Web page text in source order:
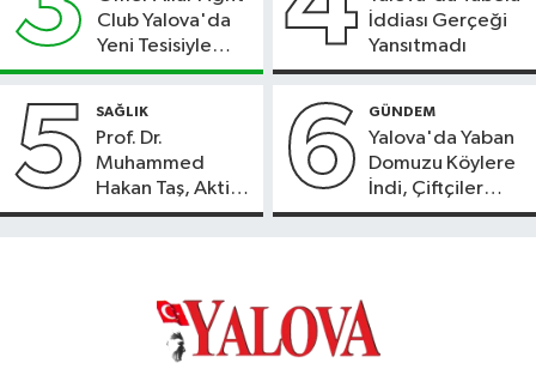
Club Yalova'da
Yeni Tesisiyle
Hizmete Başladı
İddiası Gerçeği
Yansıtmadı
5 SAĞLIK
Prof. Dr.
Muhammed
Hakan Taş, Aktif
International
6 GÜNDEM
Yalova'da Yaban
Domuzu Köylere
İndi, Çiftçiler
Endişeli!